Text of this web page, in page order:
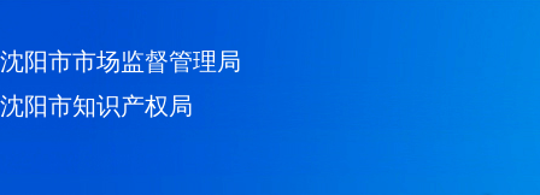
沈阳市市场监督管理局
沈阳市知识产权局